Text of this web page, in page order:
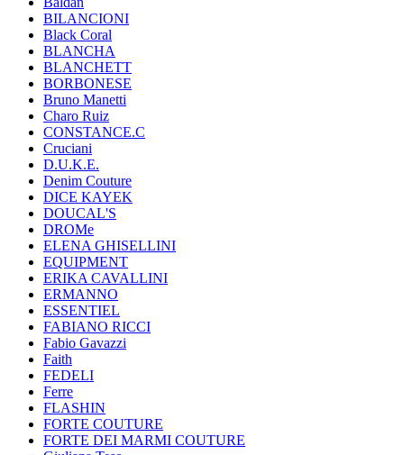
BILANCIONI
Black Coral
BLANCHA
BLANCHETT
BORBONESE
Bruno Manetti
Charo Ruiz
CONSTANCE.C
Cruciani
D.U.K.E.
Denim Couture
DICE KAYEK
DOUCAL'S
DROMe
ELENA GHISELLINI
EQUIPMENT
ERIKA CAVALLINI
ERMANNO
ESSENTIEL
FABIANO RICCI
Fabio Gavazzi
Faith
FEDELI
Ferre
FLASHIN
FORTE COUTURE
FORTE DEI MARMI COUTURE